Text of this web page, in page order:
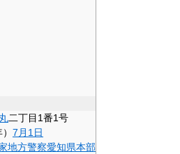
二丁目1番1号
7月1日
地方警察愛知県本部